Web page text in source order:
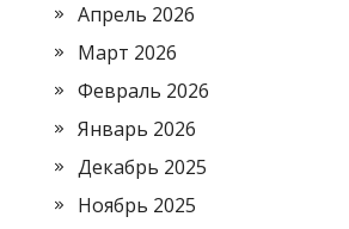
Апрель 2026
Март 2026
Февраль 2026
Январь 2026
Декабрь 2025
Ноябрь 2025